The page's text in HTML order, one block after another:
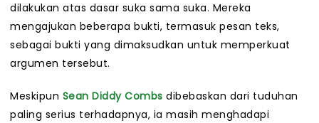
dilakukan atas dasar suka sama suka. Mereka
mengajukan beberapa bukti, termasuk pesan teks,
sebagai bukti yang dimaksudkan untuk memperkuat
argumen tersebut.
Meskipun Sean Diddy Combs dibebaskan dari tuduhan
paling serius terhadapnya, ia masih menghadapi